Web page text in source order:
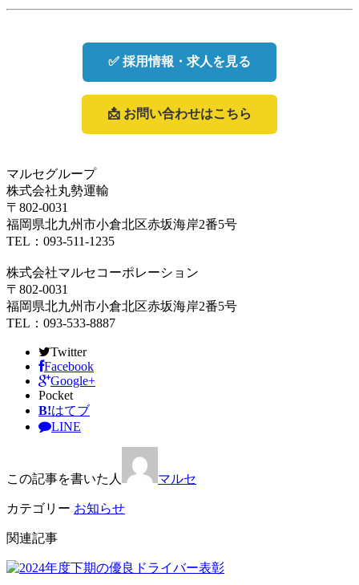
✅ 採用情報・求人を見る
📩 お問い合わせはこちら
マルセグループ
株式会社丸勢運輸
〒802-0031
福岡県北九州市小倉北区赤坂海岸2番5号
TEL：093-511-1235
株式会社マルセコーポレーション
〒802-0031
福岡県北九州市小倉北区赤坂海岸2番5号
TEL：093-533-8887
Twitter
Facebook
Google+
Pocket
B!はてブ
LINE
この記事を書いた人 マルセ
カテゴリー お知らせ
関連記事